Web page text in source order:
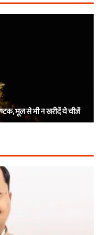
भूल से भी न खरीदें ये चीजें